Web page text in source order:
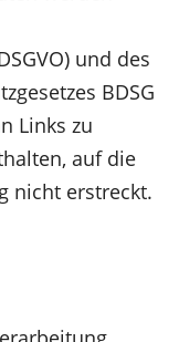
und des
BDSG
Links zu
auf die
nicht erstreckt.